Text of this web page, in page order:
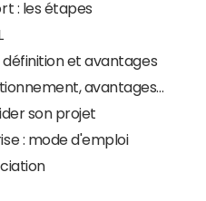
: les étapes
définition et avantages
avantages...
son projet
: mode d'emploi